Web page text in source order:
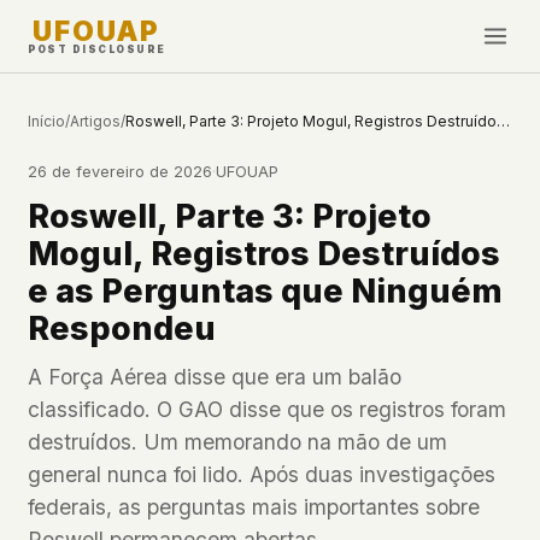
UFOUAP
POST DISCLOSURE
Topics & Tags
U.S. Govt Feed
NEWS
Esta Semana
Novidades
Avistamentos
PEOPLE
WHAT WE DON'T USE
Google Analytics
✕ Facebook Pixel
✕Cookies
External fonts or CDNs
Início/Artigos/ Roswell, Parte 3: Projeto Mogul, Registros Destruídos e as Perguntas que Ninguém Respondeu
26 de fevereiro de 2026·UFOUAP
Roswell, Parte 3: Projeto
Mogul, Registros Destruídos
e as Perguntas que Ninguém
Respondeu
A Força Aérea disse que era um balão
classificado. O GAO disse que os registros foram
destruídos. Um memorando na mão de um
general nunca foi lido. Após duas investigações
federais, as perguntas mais importantes sobre